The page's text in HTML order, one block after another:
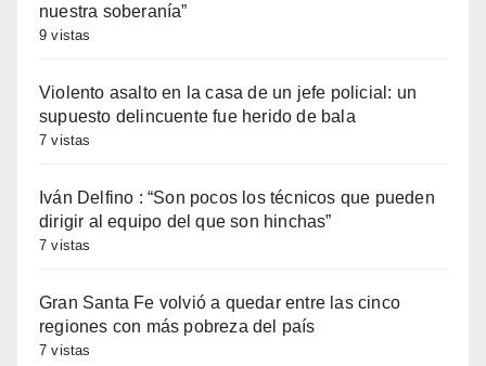
nuestra soberanía”
9 vistas
Violento asalto en la casa de un jefe policial: un
supuesto delincuente fue herido de bala
7 vistas
Iván Delfino : “Son pocos los técnicos que pueden
dirigir al equipo del que son hinchas”
7 vistas
Gran Santa Fe volvió a quedar entre las cinco
regiones con más pobreza del país
7 vistas